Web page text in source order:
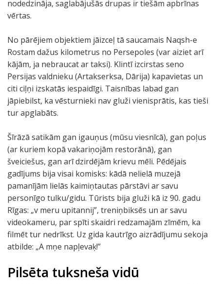
nodedzināja, saglabājušās drupas ir tiešām apbrīnas
vērtas.
No pārējiem objektiem jāizceļ tā saucamais Naqsh-e
Rostam dažus kilometrus no Persepoles (var aiziet arī
kājām, ja nebraucat ar taksi). Klintī izcirstas seno
Persijas valdnieku (Artakserksa, Dārija) kapavietas un
citi ciļņi izskatās iespaidīgi. Taisnības labad gan
jāpiebilst, ka vēsturnieki nav gluži vienisprātis, kas tieši
tur apglabāts.
Šīrāzā satikām gan igauņus (mūsu viesnīcā), gan poļus
(ar kuriem kopā vakariņojām restorānā), gan
šveiciešus, gan arī dzirdējām krievu mēli. Pēdējais
gadījums bija visai komisks: kādā nelielā muzejā
pamanījām lielās kaimiņtautas pārstāvi ar savu
personīgo tulku/gidu. Tūrists bija gluži kā iz 90. gadu
Rīgas: „v meru upitannij”, treniņbiksēs un ar savu
videokameru, par spīti skaidri redzamajām zīmēm, ka
filmēt tur nedrīkst. Uz gida kautrīgo aizrādījumu sekoja
atbilde: „A mņe napļevaķ!”
Pilsēta tuksneša vidū